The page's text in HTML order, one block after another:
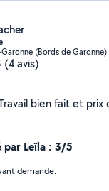
(Bords de Garonne)
(4 avis)
ans de métier Travail bien fait et
par Leïla : 3/5
demande.